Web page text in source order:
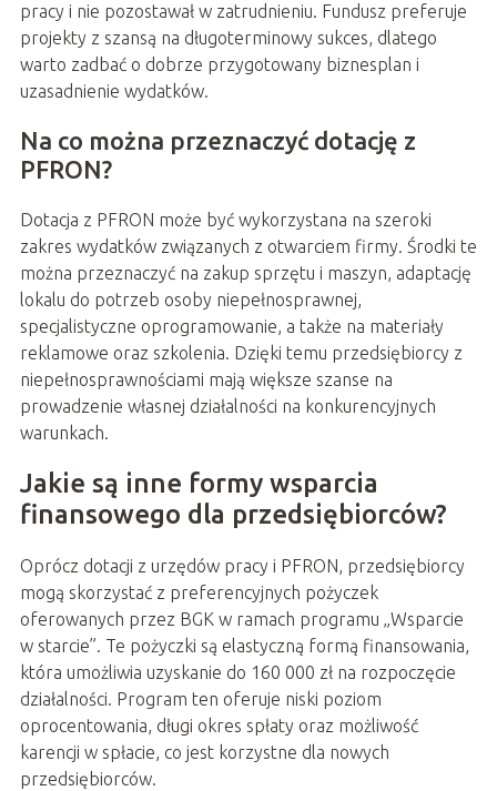
pracy i nie pozostawał w zatrudnieniu. Fundusz preferuje
projekty z szansą na długoterminowy sukces, dlatego
warto zadbać o dobrze przygotowany biznesplan i
uzasadnienie wydatków.
Na co można przeznaczyć dotację z
PFRON?
Dotacja z PFRON może być wykorzystana na szeroki
zakres wydatków związanych z otwarciem firmy. Środki te
można przeznaczyć na zakup sprzętu i maszyn, adaptację
lokalu do potrzeb osoby niepełnosprawnej,
specjalistyczne oprogramowanie, a także na materiały
reklamowe oraz szkolenia. Dzięki temu przedsiębiorcy z
niepełnosprawnościami mają większe szanse na
prowadzenie własnej działalności na konkurencyjnych
warunkach.
Jakie są inne formy wsparcia
finansowego dla przedsiębiorców?
Oprócz dotacji z urzędów pracy i PFRON, przedsiębiorcy
mogą skorzystać z preferencyjnych pożyczek
oferowanych przez BGK w ramach programu „Wsparcie
w starcie”. Te pożyczki są elastyczną formą finansowania,
która umożliwia uzyskanie do 160 000 zł na rozpoczęcie
działalności. Program ten oferuje niski poziom
oprocentowania, długi okres spłaty oraz możliwość
karencji w spłacie, co jest korzystne dla nowych
przedsiębiorców.